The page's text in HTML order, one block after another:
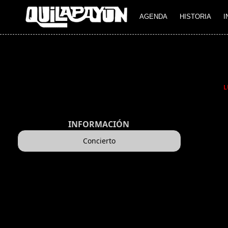
AGENDA HISTORIA
INFORMACIÓN
Concierto